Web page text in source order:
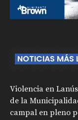
NOTICIAS MÁS
Violencia en
de la
campal en pleno